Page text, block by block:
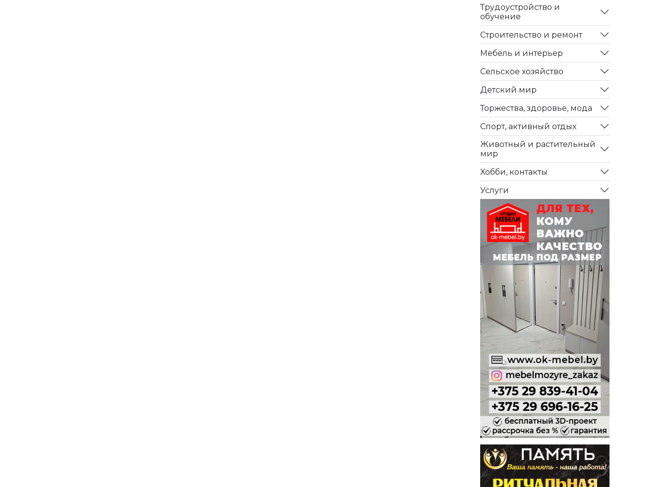
Трудоустройство и
обучение
Строительство и ремонт
Мебель и интерьер
Сельское хозяйство
Детский мир
Торжества, здоровье, мода
Спорт, активный отдых
Животный и растительный
мир
Хобби, контакты
Услуги